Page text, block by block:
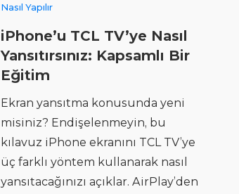
Nasıl Yapılır
iPhone’u TCL TV’ye Nasıl
Yansıtırsınız: Kapsamlı Bir
Eğitim
Ekran yansıtma konusunda yeni
misiniz? Endişelenmeyin, bu
kılavuz iPhone ekranını TCL TV’ye
üç farklı yöntem kullanarak nasıl
yansıtacağınızı açıklar. AirPlay’den